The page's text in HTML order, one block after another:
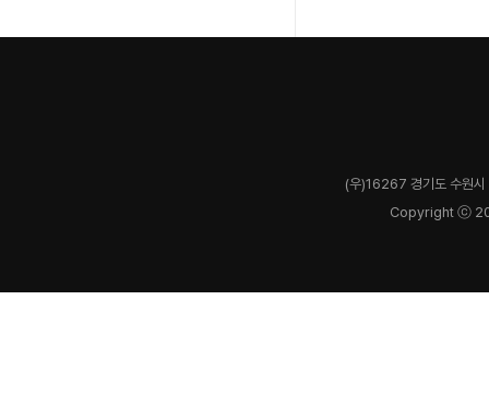
(우)16267 경기도 수원
Copyright ⓒ